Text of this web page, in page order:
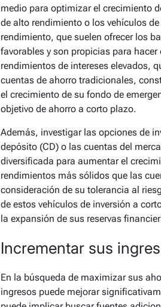
medio para optimizar el crecimiento
de alto rendimiento o los vehículos
rendimiento, que suelen ofrecer los
favorables y son propicias para
rendimientos de intereses elevados,
cuentas de ahorro tradicionales,
el crecimiento de su fondo de
objetivo de ahorro a corto plazo.
Además, investigar las opciones de
depósito (CD) o las cuentas del
diversificada para aumentar el
rendimientos más sólidos que las
consideración de su tolerancia al
de estos vehículos de inversión a
la expansión de sus reservas
Incrementar sus
En la búsqueda de maximizar sus
ingresos puede mejorar